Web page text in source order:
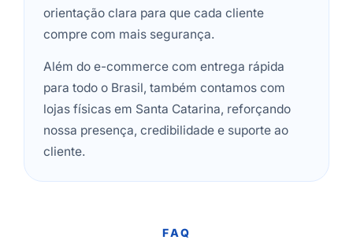
orientação clara para que cada cliente
compre com mais segurança.
Além do e-commerce com entrega rápida
para todo o Brasil, também contamos com
lojas físicas em Santa Catarina, reforçando
nossa presença, credibilidade e suporte ao
cliente.
FAQ